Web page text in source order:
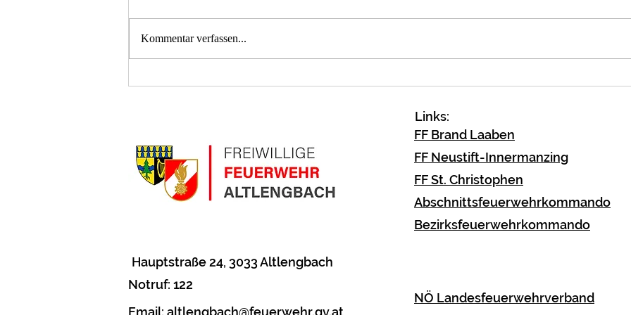
B2
Kommentar verfassen...
Links:
FF Brand Laaben
FF Neustift-Innermanzing
FF St. Christophen
Abschnittsfeuerwehrkommando
Bezirksfeuerwehrkommando
Hauptstraße 24, 3033 Altlengbach
NÖ Landesfeuerwehrverband
Notruf: 122